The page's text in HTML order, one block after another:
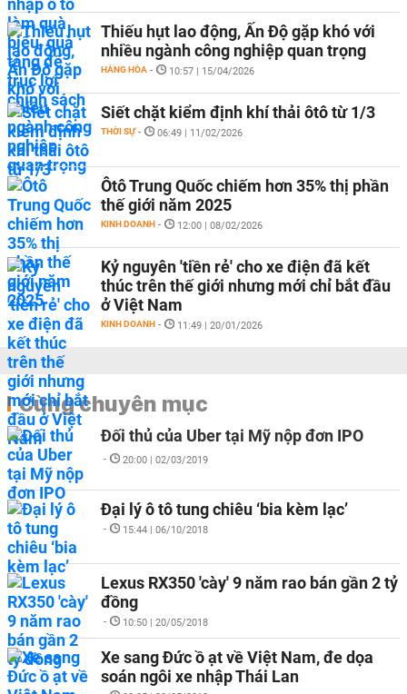
Thiếu hụt lao động, Ấn Độ gặp khó với
nhiều ngành công nghiệp quan trọng
HÀNG HÓA - 10:57 | 15/04/2026
Siết chặt kiểm định khí thải ôtô từ 1/3
THỜI SỰ - 06:49 | 11/02/2026
Ôtô Trung Quốc chiếm hơn 35% thị phần
thế giới năm 2025
KINH DOANH - 12:00 | 08/02/2026
Kỷ nguyên 'tiền rẻ' cho xe điện đã kết
thúc trên thế giới nhưng mới chỉ bắt đầu
ở Việt Nam
KINH DOANH - 11:49 | 20/01/2026
Cùng chuyên mục
Đối thủ của Uber tại Mỹ nộp đơn IPO
- 20:00 | 02/03/2019
Đại lý ô tô tung chiêu ‘bia kèm lạc’
- 15:44 | 06/10/2018
Lexus RX350 'cày' 9 năm rao bán gần 2 tỷ
đồng
- 10:50 | 20/05/2018
Xe sang Đức ồ ạt về Việt Nam, đe dọa
soán ngôi xe nhập Thái Lan